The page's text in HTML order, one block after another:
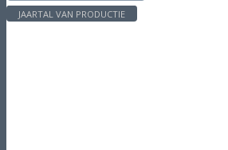
JAARTAL VAN PRODUCTIE